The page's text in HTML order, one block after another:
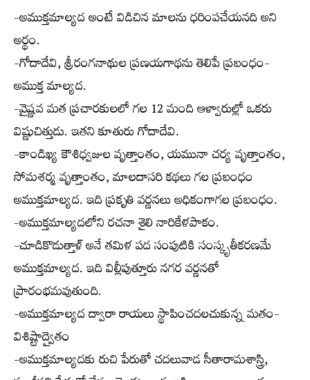
-అముక్తమాల్యద అంటే విడిచిన మాలను ధరింపచేయనది అని
అర్థం.
-గోదాదేవి, శ్రీరంగనాథుల ప్రణయగాథను తెలిపే ప్రబంధం-
అముక్త మాల్యద.
-వైష్ణవ మత ప్రచారకులలో గల 12 మంది ఆళ్వారుల్లో ఒకరు
విష్ణుచిత్తుడు. ఇతని కూతురు గోదాదేవి.
-కాండిఖ్య కౌశిధ్వజుల వృత్తాంతం, యమునా చర్య వృత్తాంతం,
సోమశర్మ వృత్తాంతం, మాలదాసరి కథలు గల ప్రబంధం
అముక్తమాల్యద. ఇది ప్రకృతి వర్ణనలు అధికంగాగల ప్రబంధం.
-అముక్తమాల్యదలోని రచనా శైలి నారికేళపాకం.
-చూడికొడుత్తాళ్ అనే తమిళ పద సంపుటికి సంస్కృతీకరణమే
అముక్తమాల్యద. ఇది విల్లీపుత్తూరు నగర వర్ణనతో
ప్రారంభమవుతుంది.
-అముక్తమాల్యద ద్వారా రాయలు స్థాపించదలచుకున్న మతం-
విశిష్టాద్వైతం
-అముక్తమాల్యదకు రుచి పేరుతో చదలువాడ సీతారామశాస్త్రి,